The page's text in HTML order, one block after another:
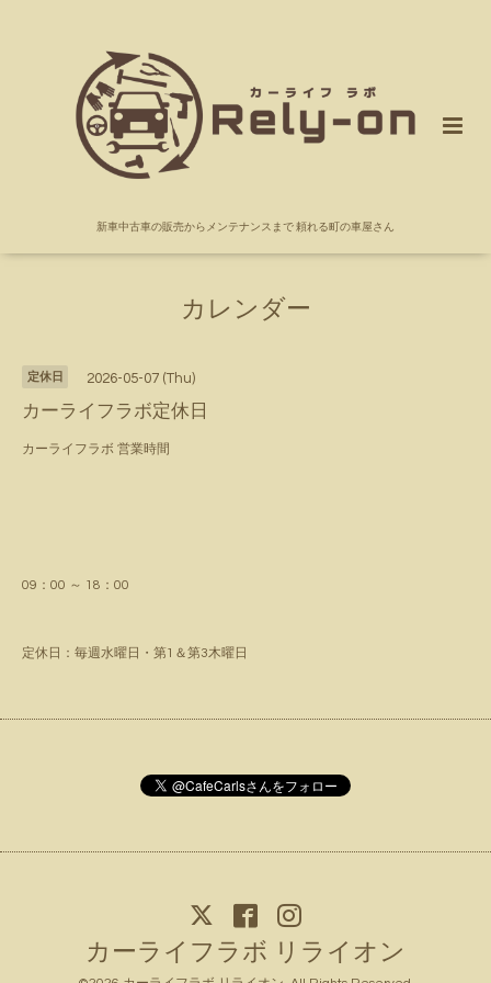
新車中古車の販売からメンテナンスまで 頼れる町の車屋さん
カレンダー
定休日 2026-05-07 (Thu)
カーライフラボ定休日
カーライフラボ 営業時間
09：00 ～ 18：00
定休日：毎週水曜日・第1＆第3木曜日
カーライフラボ リライオン